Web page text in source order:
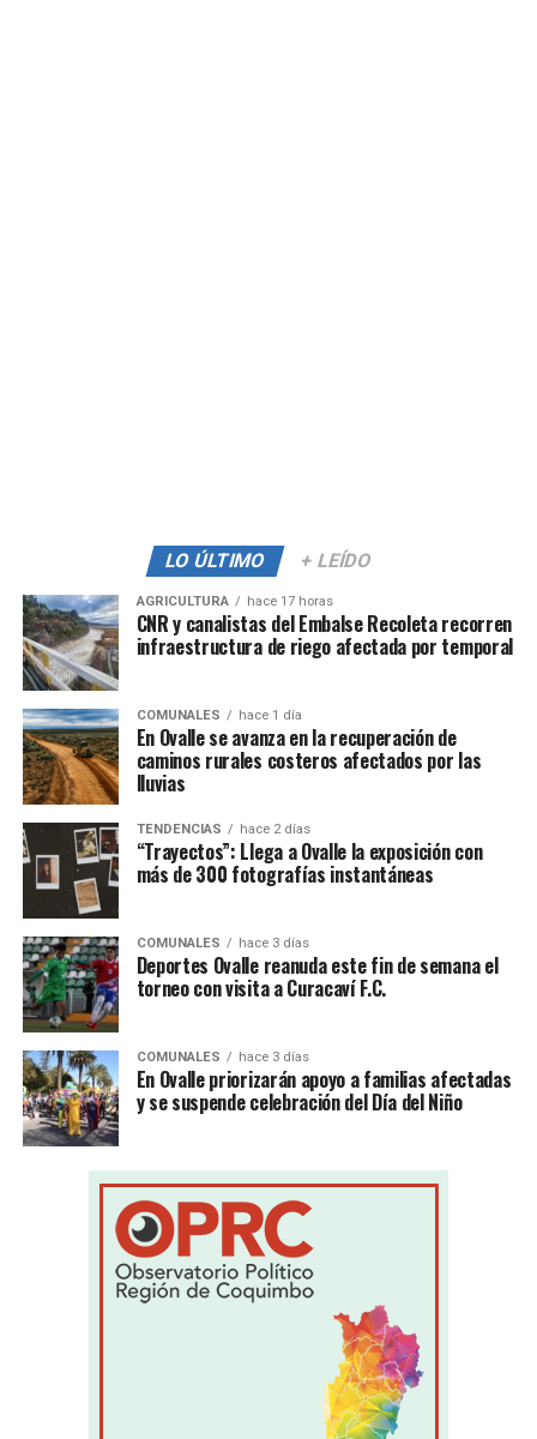
LO ÚLTIMO + LEÍDO
AGRICULTURA hace 17 horas
CNR y canalistas del Embalse Recoleta recorren
infraestructura de riego afectada por temporal
COMUNALES hace 1 día
En Ovalle se avanza en la recuperación de
caminos rurales costeros afectados por las
lluvias
TENDENCIAS hace 2 días
“Trayectos”: Llega a Ovalle la exposición con
más de 300 fotografías instantáneas
COMUNALES hace 3 días
Deportes Ovalle reanuda este fin de semana el
torneo con visita a Curacaví F.C.
COMUNALES hace 3 días
En Ovalle priorizarán apoyo a familias afectadas
y se suspende celebración del Día del Niño